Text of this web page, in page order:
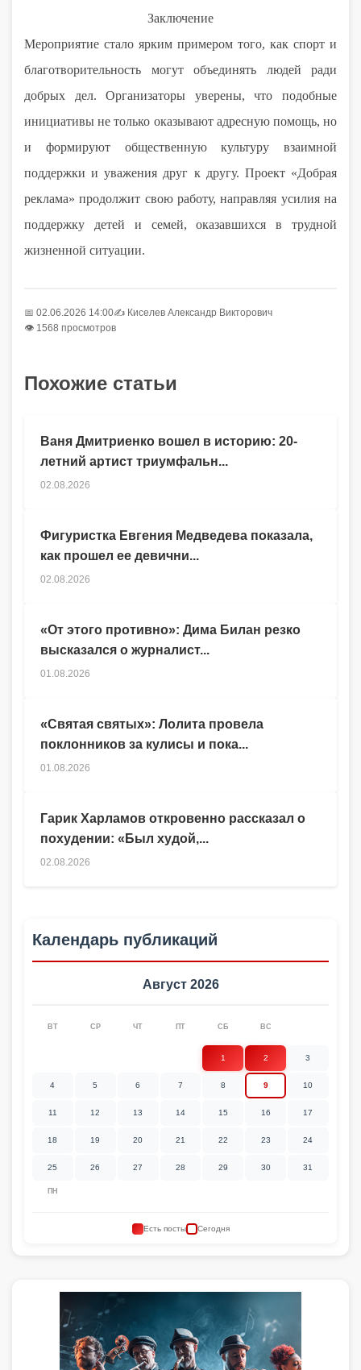
Заключение
Мероприятие стало ярким примером того, как спорт и
благотворительность могут объединять людей ради
добрых дел. Организаторы уверены, что подобные
инициативы не только оказывают адресную помощь, но
и формируют общественную культуру взаимной
поддержки и уважения друг к другу. Проект «Добрая
реклама» продолжит свою работу, направляя усилия на
поддержку детей и семей, оказавшихся в трудной
жизненной ситуации.
📅 02.06.2026 14:00✍️ Киселев Александр Викторович
👁 1568 просмотров
Похожие статьи
Гарик Харламов откровенно рассказал о
похудении: «Был худой,...
02.08.2026
Ваня Дмитриенко вошел в историю: 20-
летний артист триумфальн...
02.08.2026
Фигуристка Евгения Медведева показала,
как прошел ее девични...
02.08.2026
«От этого противно»: Дима Билан резко
высказался о журналист...
01.08.2026
«Святая святых»: Лолита провела
поклонников за кулисы и пока...
01.08.2026
Календарь публикаций
Август 2026
ПН
ВТ СР ЧТ ПТ СБ ВС
1 2 3
4 5 6 7 8 9 10
11 12 13 14 15 16 17
18 19 20 21 22 23 24
25 26 27 28 29 30 31
Есть посты Сегодня